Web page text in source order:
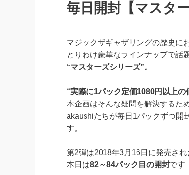
毎日開封【マスタ
マジックザギャザリングの歴史に
とりわけ豪華なラインナップで話
“マスターズシリーズ”。
“実際に1パック定価1080円以上の
本企画はそんな疑問を解決するた
akaushiたちが毎日1パックずつ開
す。
第2弾は2018年3月16日に発売され
本日は82～84パック目の開封です！